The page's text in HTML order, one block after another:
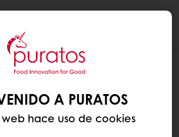
O MÁS TIENDAS, CADA
NÚMERO DE IVA
POSIBLE TENER UNA
MYPURATOS?
A PURATOS
web hace uso de cookies